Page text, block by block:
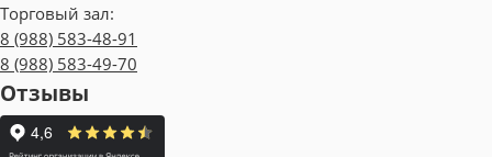
Торговый зал:
8 (988) 583-48-91
8 (988) 583-49-70
Отзывы